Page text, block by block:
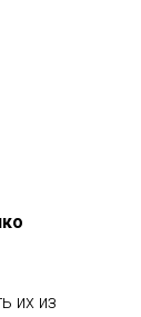
их из